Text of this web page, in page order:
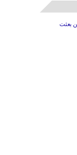
بعثت